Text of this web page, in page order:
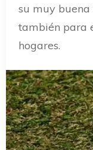
su muy buena
también para
hogares.